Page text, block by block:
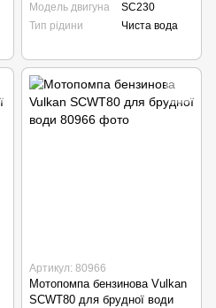
Модель двигуна
SC230
Тип рідини
Чиста вода
Артикул: 80966
Мотопомпа бензинова Vulkan
SCWT80 для брудної води